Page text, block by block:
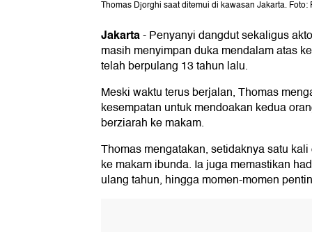
Thomas Djorghi saat ditemui di kawasan Jakarta. Foto:
Jakarta-Penyanyi dangdut sekaligus
masih menyimpan duka mendalam atas
telah berpulang 13 tahun lalu.
Meski waktu terus berjalan, Thomas
kesempatan untuk mendoakan kedua
berziarah ke makam.
Thomas mengatakan, setidaknya satu
ke makam ibunda. Ia juga memastikan
ulang tahun, hingga momen-momen